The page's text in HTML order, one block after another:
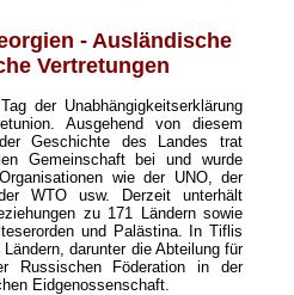
- Ausländische
Vertretungen
der Unabhängigkeitserklärung
Ausgehend von diesem
Geschichte des Landes trat
Gemeinschaft bei und wurde
wie der UNO, der
WTO usw. Derzeit unterhält
zu 171 Ländern sowie
und Palästina. In Tiflis
darunter die Abteilung für
Russischen Föderation in der
Eidgenossenschaft.